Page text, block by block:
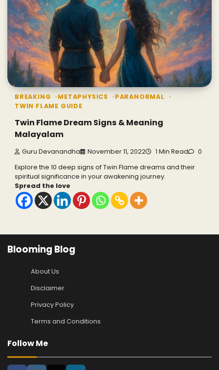
BREAKING METAPHYSICS
PARANORMAL
TWIN FLAME GUIDE
Twin Flame Dream Signs & Meaning
Malayalam
Guru Devanandha November 11, 2022 1 Min Read 0
Explore the 10 deep signs of Twin Flame dreams and their
spiritual significance in your awakening journey.
Spread the love
Blooming Blog
About Us
Disclaimer
Privacy Policy
Terms and Conditions
Follow Me